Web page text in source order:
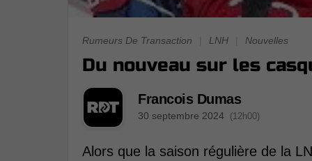
Rumeurs De Transaction LNH Nouvelles
Du nouveau sur les
Francois Dumas
30 septembre 2024 (12h00)
Alors que la saison régulière de la